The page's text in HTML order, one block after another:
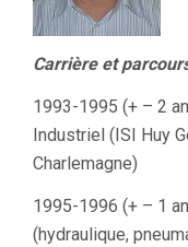
Carrière et
1993-1995 (+ – 2
Industriel (ISI Huy
Charlemagne)
1995-1996 (+ – 1
(hydraulique,